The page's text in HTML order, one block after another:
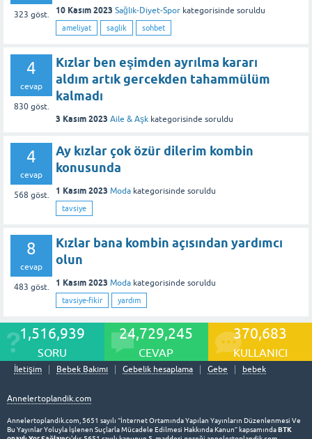
323 göst. 10 Kasım 2023 Sağlık-Diyet-Spor kategorisinde soruldu
ameliyat saglik sohbet
4
cevap
830göst.
Kızlar ben eşimden ayrılma kararı
aldım artık gercekden tahammülüm
kalmadı
3 Kasım 2023 Aile & Aşk kategorisinde soruldu
4
cevap
568 göst.
Ay kızlar çok özür dilerim kombin
konusunda
1 Kasım 2023 Moda kategorisinde soruldu
tavsiye
8
cevap
483 göst.
Kızlar bana kombin açısından yardımcı
olun
1 Kasım 2023 Moda kategorisinde soruldu
tavsiye-fikir yardım
1,516,939
SORU
24,729,245
CEVAP
370,683
KULLANICI
İletişim Bebek Bakımı Gebelik hesaplama Gebe bebek
Annelertoplandik.com
Annelertoplandik.com, 5651 sayılı “İnternet Ortamında Yapılan Yayınların Düzenlenmesi Ve
Bu Yayınlar Yoluyla İşlenen Suçlarla Mücadele Edilmesi Hakkında Kanun” kapsamındaBTK